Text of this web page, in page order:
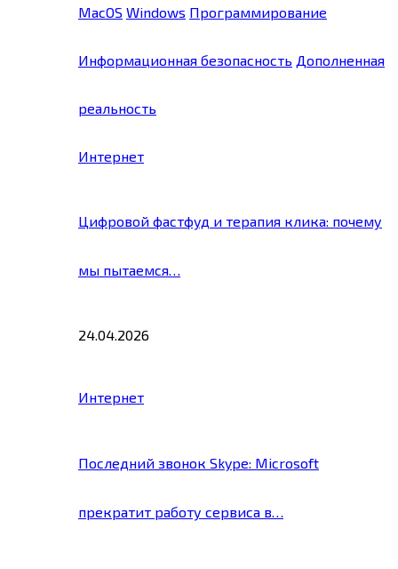
MacOS Windows Программирование
Информационная безопасность Дополненная
реальность
Интернет
Цифровой фастфуд и терапия клика: почему
мы пытаемся…
24.04.2026
Интернет
Последний звонок Skype: Microsoft
прекратит работу сервиса в…